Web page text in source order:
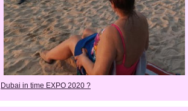
Dubai in time EXPO 2020 ?